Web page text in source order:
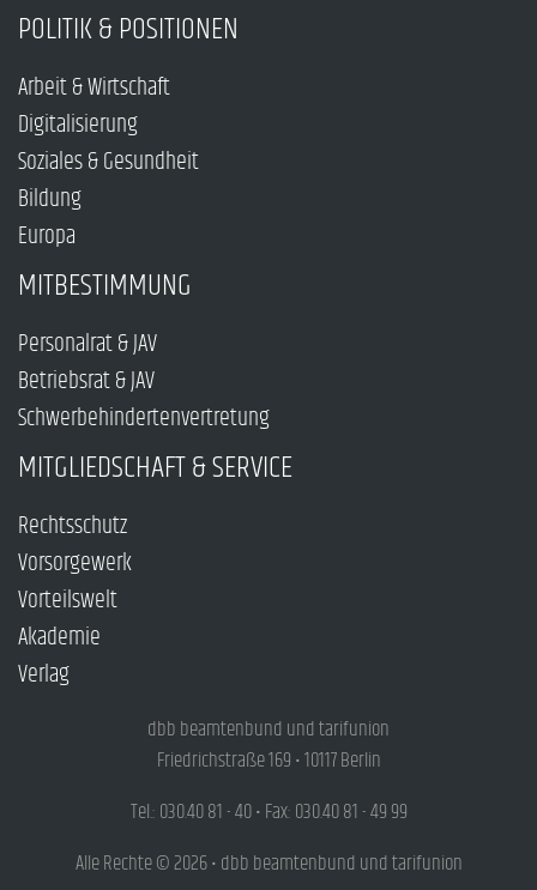
POLITIK & POSITIONEN
Arbeit & Wirtschaft
Digitalisierung
Soziales & Gesundheit
Bildung
Europa
MITBESTIMMUNG
Personalrat & JAV
Betriebsrat & JAV
Schwerbehindertenvertretung
MITGLIEDSCHAFT & SERVICE
Rechtsschutz
Vorsorgewerk
Vorteilswelt
Akademie
Verlag
dbb beamtenbund und tarifunion
Friedrichstraße 169 • 10117 Berlin
Tel.: 030.40 81 - 40 • Fax: 030.40 81 - 49 99
Alle Rechte © 2026 • dbb beamtenbund und tarifunion